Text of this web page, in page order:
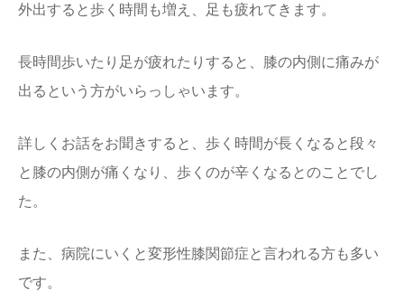
外出すると歩く時間も増え、足も疲れてきます。
長時間歩いたり足が疲れたりすると、膝の内側に痛みが
出るという方がいらっしゃいます。
詳しくお話をお聞きすると、歩く時間が長くなると段々
と膝の内側が痛くなり、歩くのが辛くなるとのことでし
た。
また、病院にいくと変形性膝関節症と言われる方も多い
です。